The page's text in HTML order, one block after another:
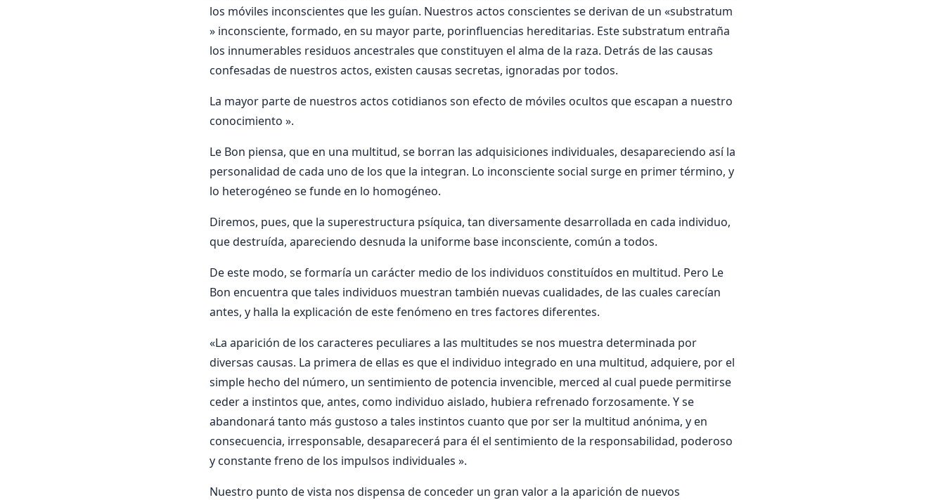
los móviles inconscientes que les guí­an. Nuestros actos conscientes se derivan de un «substratum
» inconsciente, formado, en su mayor parte, porinfluencias hereditarias. Este substratum entraña
los innumerables residuos ancestrales que constituyen el alma de la raza. Detrás de las causas
confesadas de nuestros actos, existen causas secretas, ignoradas por todos.
La mayor parte de nuestros actos cotidianos son efecto de móviles ocultos que escapan a nuestro
conocimiento ».
Le Bon piensa, que en una multitud, se borran las adquisiciones individuales, desapareciendo así­ la
personalidad de cada uno de los que la integran. Lo inconsciente social surge en primer término, y
lo heterogéneo se funde en lo homogéneo.
Diremos, pues, que la superestructura psí­quica, tan diversamente desarrollada en cada individuo,
que destruí­da, apareciendo desnuda la uniforme base inconsciente, común a todos.
De este modo, se formarí­a un carácter medio de los individuos constituí­dos en multitud. Pero Le
Bon encuentra que tales individuos muestran también nuevas cualidades, de las cuales carecí­an
antes, y halla la explicación de este fenómeno en tres factores diferentes.
«La aparición de los caracteres peculiares a las multitudes se nos muestra determinada por
diversas causas. La primera de ellas es que el individuo integrado en una multitud, adquiere, por el
simple hecho del número, un sentimiento de potencia invencible, merced al cual puede permitirse
ceder a instintos que, antes, como individuo aislado, hubiera refrenado forzosamente. Y se
abandonará tanto más gustoso a tales instintos cuanto que por ser la multitud anónima, y en
consecuencia, irresponsable, desaparecerá para él el sentimiento de la responsabilidad, poderoso
y constante freno de los impulsos individuales ».
Nuestro punto de vista nos dispensa de conceder un gran valor a la aparición de nuevos